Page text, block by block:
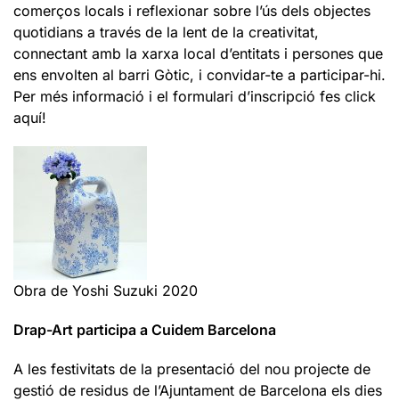
comerços locals i reflexionar sobre l’ús dels objectes
quotidians a través de la lent de la creativitat,
connectant amb la xarxa local d’entitats i persones que
ens envolten al barri Gòtic, i convidar-te a participar-hi.
Per més informació i el formulari d’inscripció fes click
aquí!
Obra de Yoshi Suzuki 2020
Drap-Art participa a Cuidem Barcelona
A les festivitats de la presentació del nou projecte de
gestió de residus de l’Ajuntament de Barcelona els dies